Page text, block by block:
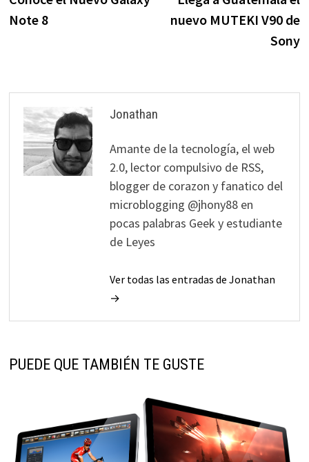
de
Note 8
nuevo MUTEKI V90 de
Sony
Jonathan
Amante de la tecnología, el web
2.0, lector compulsivo de RSS,
blogger de corazon y fanatico del
microblogging @jhony88 en
pocas palabras Geek y estudiante
de Leyes
Ver todas las entradas de Jonathan
→
PUEDE QUE TAMBIÉN TE GUSTE